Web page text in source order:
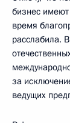
бизнес
время
расслабила.
за
ведущих